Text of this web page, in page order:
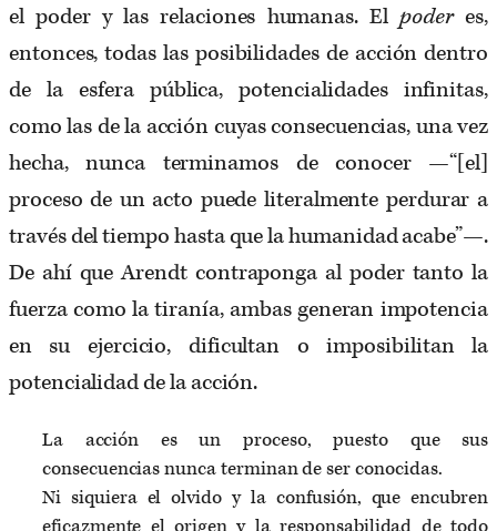
el poder y las relaciones humanas. Elpoderes,
entonces, todas las posibilidades de acción dentro
de la esfera pública, potencialidades infinitas,
como las de la acción cuyas consecuencias, una vez
hecha, nunca terminamos de conocer —“[el]
proceso de un acto puede literalmente perdurar a
través del tiempo hasta que la humanidad acabe”—.
De ahí que Arendt contraponga al poder tanto la
fuerza como la tiranía, ambas generan impotencia
en su ejercicio, dificultan o imposibilitan la
potencialidad de la acción.
La acción es un proceso, puesto que sus
consecuencias nunca terminan de ser conocidas.
Ni siquiera el olvido y la confusión, que encubren